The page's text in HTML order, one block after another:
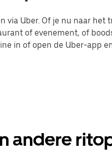
via Uber. Of je nu naar het
of evenement, of
in of open de Uber-app
andere